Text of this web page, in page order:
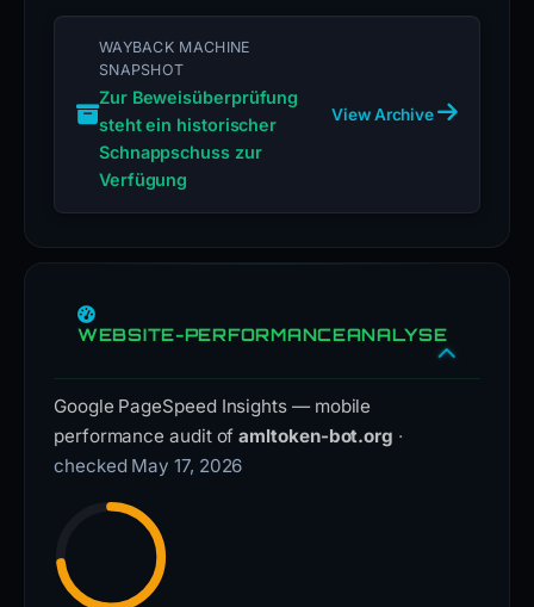
WAYBACK MACHINE
SNAPSHOT
Zur Beweisüberprüfung
steht ein historischer
Schnappschuss zur
Verfügung
View Archive
WEBSITE-PERFORMANCEANALYSE
Google PageSpeed Insights — mobile
performance audit ofamltoken-bot.org ·
checked May 17, 2026